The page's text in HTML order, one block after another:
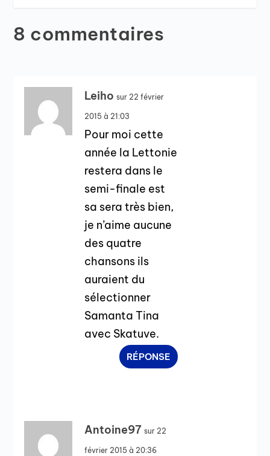
8 commentaires
Leiho sur 22 février
2015 à 21:03
Pour moi cette
année la Lettonie
restera dans le
semi-finale est
sa sera très bien,
je n’aime aucune
des quatre
chansons ils
auraient du
sélectionner
Samanta Tina
avec Skatuve.
RÉPONSE
Antoine97 sur 22
février 2015 à 20:36